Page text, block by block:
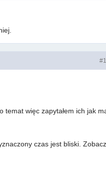
temat więc zapytałem ich jak
czas jest bliski. Zobacz